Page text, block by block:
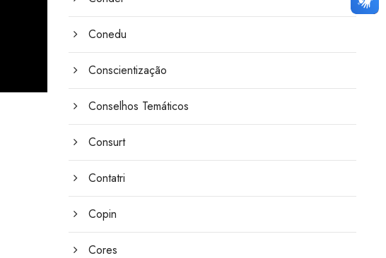
Conedu
Conscientização
Conselhos Temáticos
Consurt
Contatri
Copin
Cores